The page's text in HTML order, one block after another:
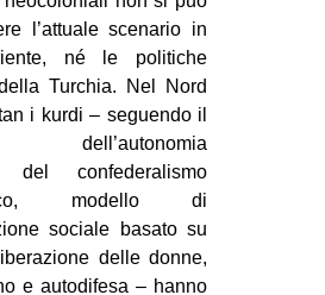
bsky
ms
l’attuale scenario in
né le politiche
Turchia. Nel Nord
i kurdi – seguendo il
dell’autonomia
del confederalismo
modello di
sociale basato su
delle donne,
e autodifesa – hanno